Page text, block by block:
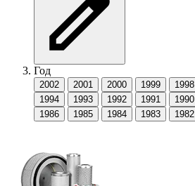
Год
2002 2001 2000 1999 1998
1994
1993 1992 1991 1990
1986
1985 1984 1983 1982